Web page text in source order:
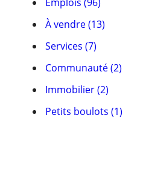
À vendre (13)
Services (7)
Communauté (2)
Immobilier (2)
Petits boulots (1)